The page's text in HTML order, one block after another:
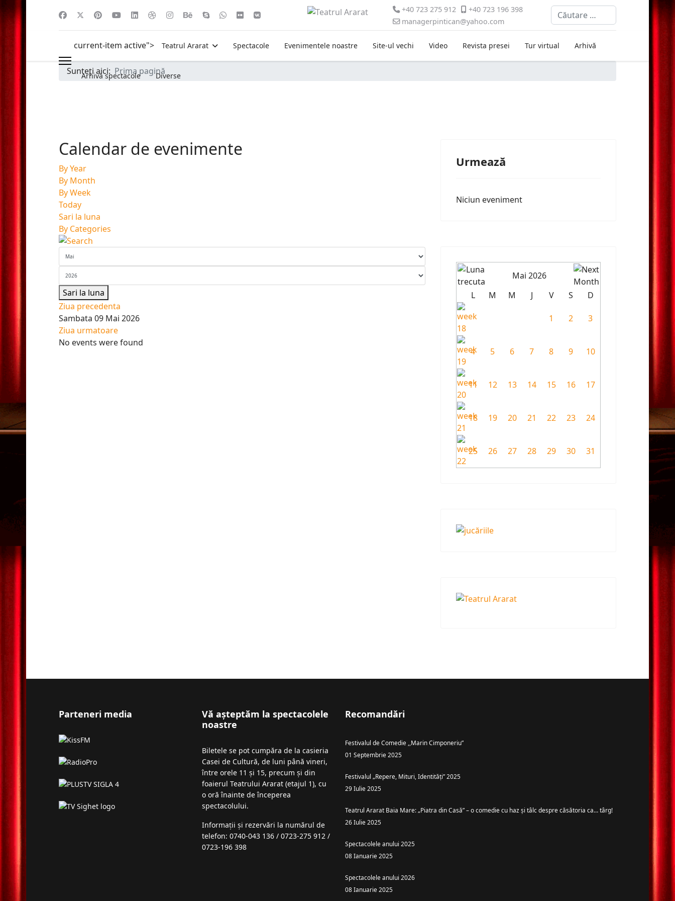
+40 723 275 912
+40 723 196 398
managerpintican@yahoo.com
Cautare
current-item active"> Teatrul Ararat Spectacole Evenimentele noastre Site-ul vechi Video Revista presei Tur virtual Arhivă
Arhivă spectacole Diverse
Sunteți aici: Prima pagină
Calendar de evenimente
By Year
By Month
By Week
Today
Sari la luna
By Categories
Sari la luna
Ziua precedenta
Sambata 09 Mai 2026
Ziua urmatoare
No events were found
Urmează
Niciun eveniment
Mai 2026
L
M M J V S D
1 2 3
4 5 6 7 8 9 10
11 12 13 14 15 16 17
18 19 20 21 22 23 24
25 26 27 28 29 30 31
Parteneri media
Vă așteptăm la spectacolele
noastre
Biletele se pot cumpăra de la casieria
Casei de Cultură, de luni până vineri,
între orele 11 și 15, precum și din
foaierul Teatrului Ararat (etajul 1), cu
o oră înainte de începerea
spectacolului.
Informații şi rezervări la numărul de
telefon: 0740-043 136 / 0723-275 912 /
0723-196 398
Recomandări
Festivalul de Comedie ,,Marin Cimponeriu”
01 Septembrie 2025
Festivalul „Repere, Mituri, Identități” 2025
29 Iulie 2025
Teatrul Ararat Baia Mare: „Piatra din Casă” – o comedie cu haz și tâlc despre căsătoria ca… târg!
26 Iulie 2025
Spectacolele anului 2025
08 Ianuarie 2025
Spectacolele anului 2026
08 Ianuarie 2025